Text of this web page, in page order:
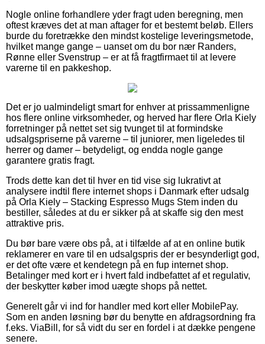
Nogle online forhandlere yder fragt uden beregning, men
oftest kræves det at man aftager for et bestemt beløb. Ellers
burde du foretrække den mindst kostelige leveringsmetode,
hvilket mange gange – uanset om du bor nær Randers,
Rønne eller Svenstrup – er at få fragtfirmaet til at levere
varerne til en pakkeshop.
Det er jo ualmindeligt smart for enhver at prissammenligne
hos flere online virksomheder, og herved har flere Orla Kiely
forretninger på nettet set sig tvunget til at formindske
udsalgspriserne på varerne – til juniorer, men ligeledes til
herrer og damer – betydeligt, og endda nogle gange
garantere gratis fragt.
Trods dette kan det til hver en tid vise sig lukrativt at
analysere indtil flere internet shops i Danmark efter udsalg
på Orla Kiely – Stacking Espresso Mugs Stem inden du
bestiller, således at du er sikker på at skaffe sig den mest
attraktive pris.
Du bør bare være obs på, at i tilfælde af at en online butik
reklamerer en vare til en udsalgspris der er besynderligt god,
er det ofte være et kendetegn på en fup internet shop.
Betalinger med kort er i hvert fald indbefattet af et regulativ,
der beskytter køber imod uægte shops på nettet.
Generelt går vi ind for handler med kort eller MobilePay.
Som en anden løsning bør du benytte en afdragsordning fra
f.eks. ViaBill, for så vidt du ser en fordel i at dække pengene
senere.